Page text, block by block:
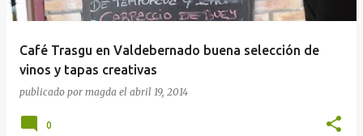
Café Trasgu en Valdebernado buena selección de
vinos y tapas creativas
publicado por magda el abril 19, 2014
0